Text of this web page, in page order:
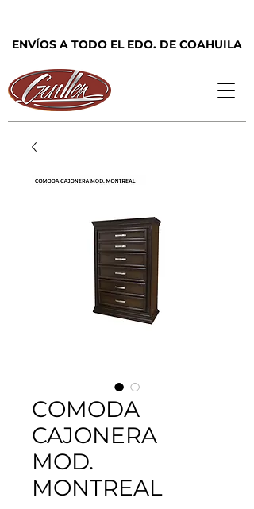
ENVÍOS A TODO EL EDO. DE COAHUILA
COMODA
CAJONERA
MOD.
MONTREAL